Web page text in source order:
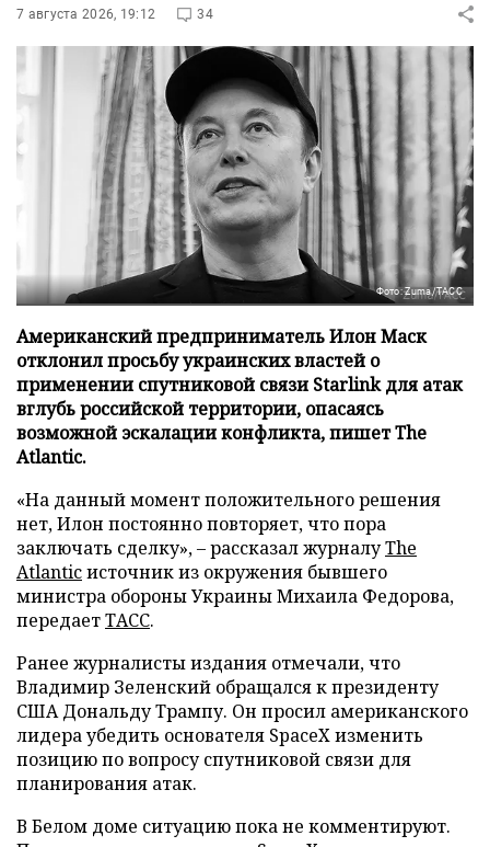
7 августа 2026, 19:12 34
Фото: Zuma/ТАСС
Американский предприниматель Илон Маск
отклонил просьбу украинских властей о
применении спутниковой связи Starlink для атак
вглубь российской территории, опасаясь
возможной эскалации конфликта, пишет The
Atlantic.
«На данный момент положительного решения
нет, Илон постоянно повторяет, что пора
заключать сделку», – рассказал журналуThe
Atlanticисточник из окружения бывшего
министра обороны Украины Михаила Федорова,
передаетТАСС.
Ранее журналисты издания отмечали, что
Владимир Зеленский обращался к президенту
США Дональду Трампу. Он просил американского
лидера убедить основателя SpaceX изменить
позицию по вопросу спутниковой связи для
планирования атак.
В Белом доме ситуацию пока не комментируют.